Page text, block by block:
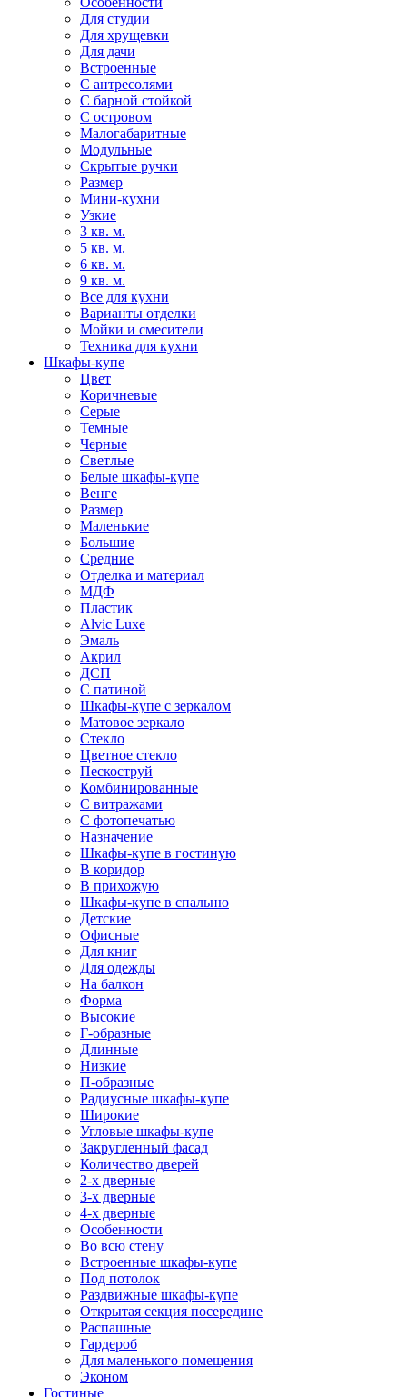
Для студии
Для хрущевки
Для дачи
Встроенные
С антресолями
С барной стойкой
С островом
Малогабаритные
Модульные
Скрытые ручки
Размер
Мини-кухни
Узкие
3 кв. м.
5 кв. м.
6 кв. м.
9 кв. м.
Все для кухни
Варианты отделки
Мойки и смесители
Техника для кухни
Шкафы-купе
Цвет
Коричневые
Серые
Темные
Черные
Светлые
Белые шкафы-купе
Венге
Размер
Маленькие
Большие
Средние
Отделка и материал
МДФ
Пластик
Alvic Luxe
Эмаль
Акрил
ДСП
С патиной
Шкафы-купе с зеркалом
Матовое зеркало
Стекло
Цветное стекло
Пескоструй
Комбинированные
С витражами
С фотопечатью
Назначение
Шкафы-купе в гостиную
В коридор
В прихожую
Шкафы-купе в спальню
Детские
Офисные
Для книг
Для одежды
На балкон
Форма
Высокие
Г-образные
Длинные
Низкие
П-образные
Радиусные шкафы-купе
Широкие
Угловые шкафы-купе
Закругленный фасад
Количество дверей
2-х дверные
3-х дверные
4-х дверные
Особенности
Во всю стену
Встроенные шкафы-купе
Под потолок
Раздвижные шкафы-купе
Открытая секция посередине
Распашные
Гардероб
Для маленького помещения
Эконом
Гостиные